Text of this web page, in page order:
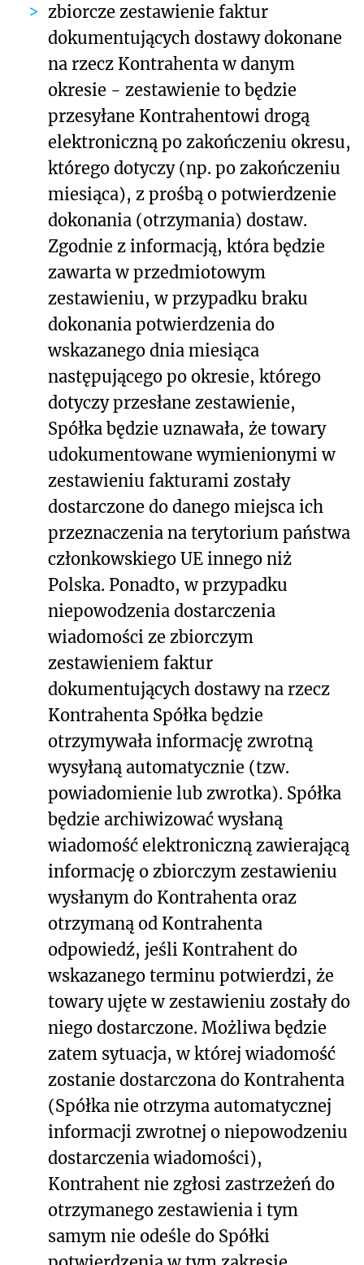
zbiorcze zestawienie faktur
dokumentujących dostawy dokonane
na rzecz Kontrahenta w danym
okresie - zestawienie to będzie
przesyłane Kontrahentowi drogą
elektroniczną po zakończeniu okresu,
którego dotyczy (np. po zakończeniu
miesiąca), z prośbą o potwierdzenie
dokonania (otrzymania) dostaw.
Zgodnie z informacją, która będzie
zawarta w przedmiotowym
zestawieniu, w przypadku braku
dokonania potwierdzenia do
wskazanego dnia miesiąca
następującego po okresie, którego
dotyczy przesłane zestawienie,
Spółka będzie uznawała, że towary
udokumentowane wymienionymi w
zestawieniu fakturami zostały
dostarczone do danego miejsca ich
przeznaczenia na terytorium państwa
członkowskiego UE innego niż
Polska. Ponadto, w przypadku
niepowodzenia dostarczenia
wiadomości ze zbiorczym
zestawieniem faktur
dokumentujących dostawy na rzecz
Kontrahenta Spółka będzie
otrzymywała informację zwrotną
wysyłaną automatycznie (tzw.
powiadomienie lub zwrotka). Spółka
będzie archiwizować wysłaną
wiadomość elektroniczną zawierającą
informację o zbiorczym zestawieniu
wysłanym do Kontrahenta oraz
otrzymaną od Kontrahenta
odpowiedź, jeśli Kontrahent do
wskazanego terminu potwierdzi, że
towary ujęte w zestawieniu zostały do
niego dostarczone. Możliwa będzie
zatem sytuacja, w której wiadomość
zostanie dostarczona do Kontrahenta
(Spółka nie otrzyma automatycznej
informacji zwrotnej o niepowodzeniu
dostarczenia wiadomości),
Kontrahent nie zgłosi zastrzeżeń do
otrzymanego zestawienia i tym
samym nie odeśle do Spółki